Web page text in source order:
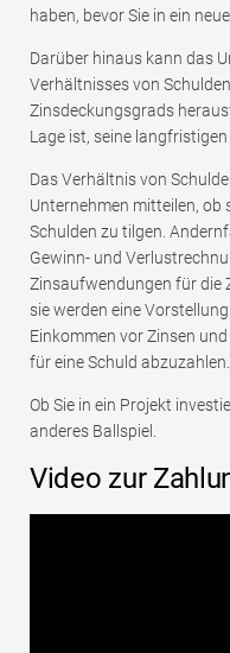
haben, bevor Sie in ein
Darüber hinaus kann das
Verhältnisses von
Zinsdeckungsgrads
Lage ist, seine
Das Verhältnis von
Unternehmen mitteilen, ob
Schulden zu tilgen.
Gewinn- und
Zinsaufwendungen für die
sie werden eine
Einkommen vor Zinsen
für eine Schuld abzuzahlen.
Ob Sie in ein Projekt
anderes Ballspiel.
Video zur